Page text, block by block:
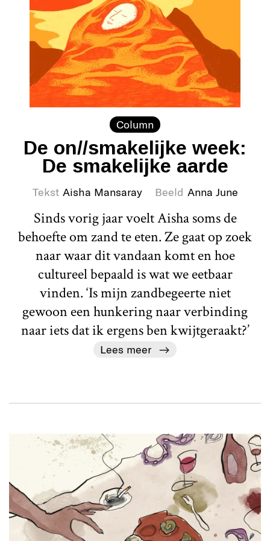
Column
De on//smakelijke week:
De smakelijke aarde
Tekst Aisha Mansaray Beeld Anna June
Sinds vorig jaar voelt Aisha soms de
behoefte om zand te eten. Ze gaat op zoek
naar waar dit vandaan komt en hoe
cultureel bepaald is wat we eetbaar
vinden. ‘Is mijn zandbegeerte niet
gewoon een hunkering naar verbinding
naar iets dat ik ergens ben kwijtgeraakt?’
Lees meer